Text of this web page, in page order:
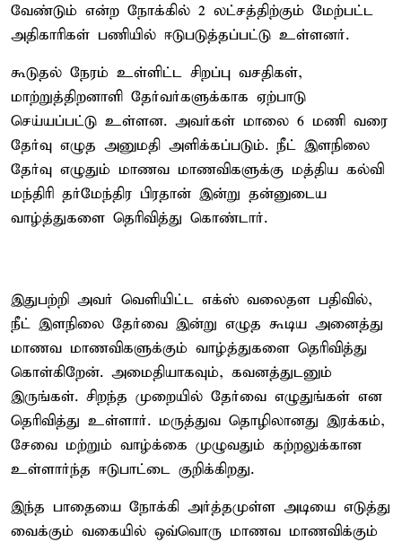
வேண்டும் என்ற நோக்கில் 2 லட்சத்திற்கும் மேற்பட்ட
அதிகாரிகள் பணியில் ஈடுபடுத்தப்பட்டு உள்ளனர்.
கூடுதல் நேரம் உள்ளிட்ட சிறப்பு வசதிகள்,
மாற்றுத்திறனாளி தேர்வர்களுக்காக ஏற்பாடு
செய்யப்பட்டு உள்ளன. அவர்கள் மாலை 6 மணி வரை
தேர்வு எழுத அனுமதி அளிக்கப்படும். நீட் இளநிலை
தேர்வு எழுதும் மாணவ மாணவிகளுக்கு மத்திய கல்வி
மந்திரி தர்மேந்திர பிரதான் இன்று தன்னுடைய
வாழ்த்துகளை தெரிவித்து கொண்டார்.
இதுபற்றி அவர் வெளியிட்ட எக்ஸ் வலைதள பதிவில்,
நீட் இளநிலை தேர்வை இன்று எழுத கூடிய அனைத்து
மாணவ மாணவிகளுக்கும் வாழ்த்துகளை தெரிவித்து
கொள்கிறேன். அமைதியாகவும், கவனத்துடனும்
இருங்கள். சிறந்த முறையில் தேர்வை எழுதுங்கள் என
தெரிவித்து உள்ளார். மருத்துவ தொழிலானது இரக்கம்,
சேவை மற்றும் வாழ்க்கை முழுவதும் கற்றலுக்கான
உள்ளார்ந்த ஈடுபாட்டை குறிக்கிறது.
இந்த பாதையை நோக்கி அர்த்தமுள்ள அடியை எடுத்து
வைக்கும் வகையில் ஒவ்வொரு மாணவ மாணவிக்கும்